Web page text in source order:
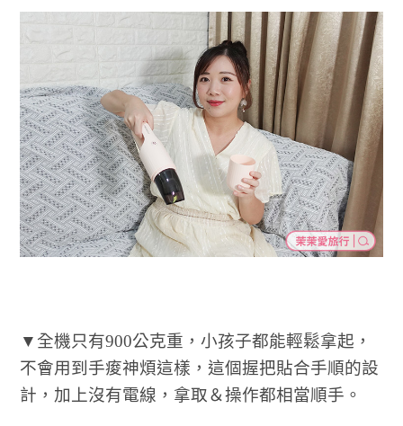
▼全機只有900公克重，小孩子都能輕鬆拿起，
不會用到手痠神煩這樣，這個握把貼合手順的設
計，加上沒有電線，拿取＆操作都相當順手。